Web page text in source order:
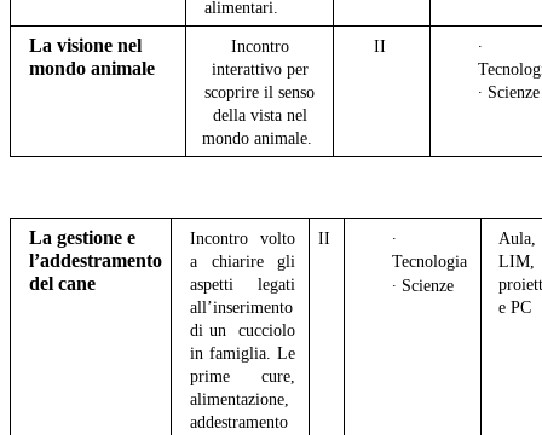
alimentari.
La visione nel
mondo animale
Incontro
interattivo per
scoprire il senso
della vista nel
mondo animale.
II
∙
∙
La gestione e
l’addestramento
del cane
Incontro volto
a chiarire gli
aspetti legati
all’inserimento
di un cucciolo
in famiglia. Le
prime cure,
alimentazione,
addestramento
II
∙
Tecnologia
∙ Scienze
Aula,
LIM,
e PC